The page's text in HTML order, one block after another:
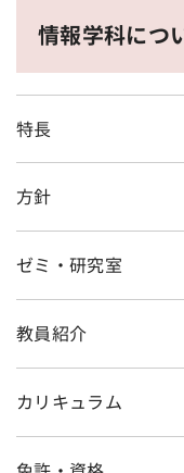
情報学科につ
特長
方針
ゼミ・研究室
教員紹介
カリキュラム